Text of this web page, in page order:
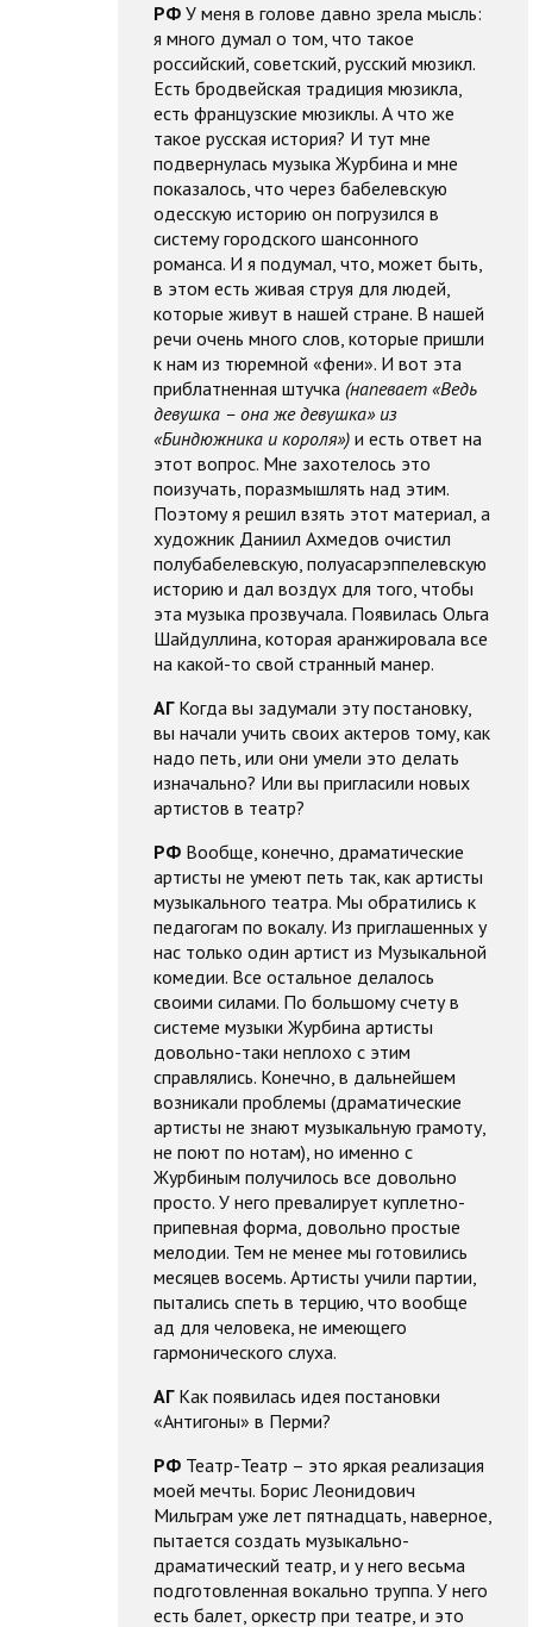
РФ У меня в голове давно зрела мысль:
я много думал о том, что такое
российский, советский, русский мюзикл.
Есть бродвейская традиция мюзикла,
есть французские мюзиклы. А что же
такое русская история? И тут мне
подвернулась музыка Журбина и мне
показалось, что через бабелевскую
одесскую историю он погрузился в
систему городского шансонного
романса. И я подумал, что, может быть,
в этом есть живая струя для людей,
которые живут в нашей стране. В нашей
речи очень много слов, которые пришли
к нам из тюремной «фени». И вот эта
приблатненная штучка (напевает «Ведь
девушка – она же девушка» из
«Биндюжника и короля»)и есть ответ на
этот вопрос. Мне захотелось это
поизучать, поразмышлять над этим.
Поэтому я решил взять этот материал, а
художник Даниил Ахмедов очистил
полубабелевскую, полуасарэппелевскую
историю и дал воздух для того, чтобы
эта музыка прозвучала. Появилась Ольга
Шайдуллина, которая аранжировала все
на какой-то свой странный манер.
АГ Когда вы задумали эту постановку,
вы начали учить своих актеров тому, как
надо петь, или они умели это делать
изначально? Или вы пригласили новых
артистов в театр?
РФ Вообще, конечно, драматические
артисты не умеют петь так, как артисты
музыкального театра. Мы обратились к
педагогам по вокалу. Из приглашенных у
нас только один артист из Музыкальной
комедии. Все остальное делалось
своими силами. По большому счету в
системе музыки Журбина артисты
довольно-таки неплохо с этим
справлялись. Конечно, в дальнейшем
возникали проблемы (драматические
артисты не знают музыкальную грамоту,
не поют по нотам), но именно с
Журбиным получилось все довольно
просто. У него превалирует куплетно-
припевная форма, довольно простые
мелодии. Тем не менее мы готовились
месяцев восемь. Артисты учили партии,
пытались спеть в терцию, что вообще
ад для человека, не имеющего
гармонического слуха.
АГ Как появилась идея постановки
«Антигоны» в Перми?
РФ Театр-Театр – это яркая реализация
моей мечты. Борис Леонидович
Мильграм уже лет пятнадцать, наверное,
пытается создать музыкально-
драматический театр, и у него весьма
подготовленная вокально труппа. У него
есть балет, оркестр при театре, и это